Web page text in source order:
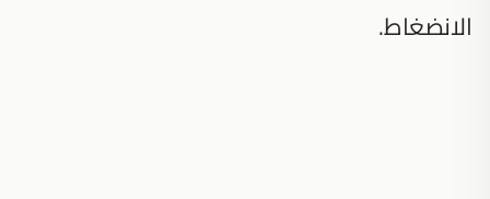
الانضغاط.